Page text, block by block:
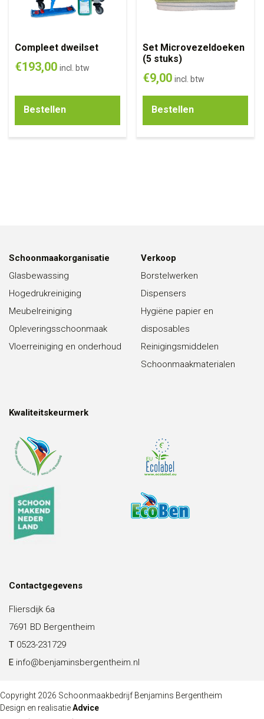
Compleet dweilset
€193,00 incl. btw
Bestellen
Set Microvezeldoeken
(5 stuks)
€9,00 incl. btw
Bestellen
Schoonmaakorganisatie
Glasbewassing
Hogedrukreiniging
Meubelreiniging
Opleveringsschoonmaak
Vloerreiniging en onderhoud
Verkoop
Borstelwerken
Dispensers
Hygiëne papier en
disposables
Reinigingsmiddelen
Schoonmaakmaterialen
Kwaliteitskeurmerk
Contactgegevens
Fliersdijk 6a
7691 BD Bergentheim
T 0523-231729
E info@benjaminsbergentheim.nl
Copyright 2026 Schoonmaakbedrijf Benjamins Bergentheim
Design en realisatieAdvice